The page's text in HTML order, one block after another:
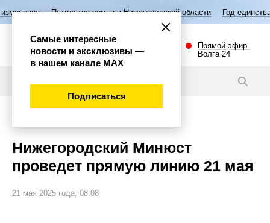
семьи в Нижегородской области Год единства народов
Прямой эфир.
Волга 24
Нижегородский Минюст
проведет прямую линию 21 мая
21 мая 2025 года, 08:08
Самые интересные
новости и эксклюзивы —
в нашем канале МАХ
Подписаться